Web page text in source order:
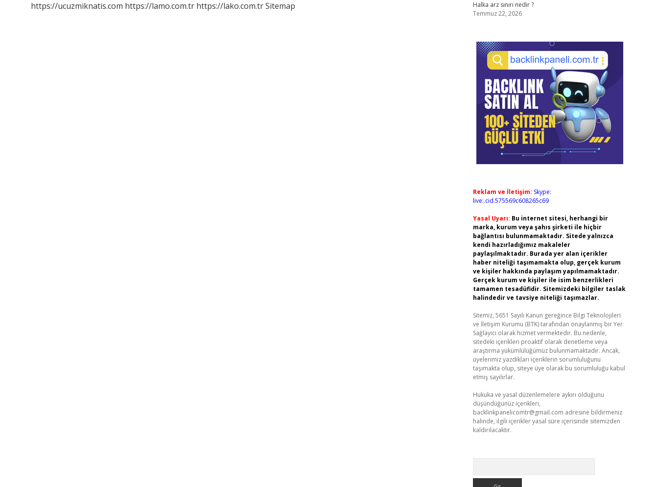
https://ucuzmiknatis.com https://lamo.com.tr https://lako.com.trSitemap
Halka arz sınırı nedir ?
Temmuz 22, 2026
Reklam ve İletişim: Skype:
live:.cid.575569c608265c69
Yasal Uyarı: Bu internet sitesi, herhangi bir
marka, kurum veya şahıs şirketi ile hiçbir
bağlantısı bulunmamaktadır. Sitede yalnızca
kendi hazırladığımız makaleler
paylaşılmaktadır. Burada yer alan içerikler
haber niteliği taşımamakta olup, gerçek kurum
ve kişiler hakkında paylaşım yapılmamaktadır.
Gerçek kurum ve kişiler ile isim benzerlikleri
tamamen tesadüfidir. Sitemizdeki bilgiler taslak
halindedir ve tavsiye niteliği taşımazlar.
Sitemiz, 5651 Sayılı Kanun gereğince Bilgi Teknolojileri
ve İletişim Kurumu (BTK) tarafından onaylanmış bir Yer
Sağlayıcı olarak hizmet vermektedir. Bu nedenle,
sitedeki içerikleri proaktif olarak denetleme veya
araştırma yükümlülüğümüz bulunmamaktadır. Ancak,
üyelerimiz yazdıkları içeriklerin sorumluluğunu
taşımakta olup, siteye üye olarak bu sorumluluğu kabul
etmiş sayılırlar.
Hukuka ve yasal düzenlemelere aykırı olduğunu
düşündüğünüz içerikleri,
backlinkpanelicomtr@gmail.com adresine bildirmeniz
halinde, ilgili içerikler yasal süre içerisinde sitemizden
kaldırılacaktır.